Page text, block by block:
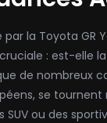
la Toyota GR
: est-elle
de nombreux
se tournent
SUV ou des